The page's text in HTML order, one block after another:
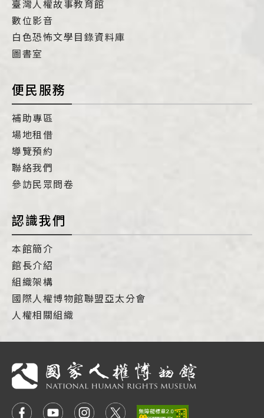
臺灣人權故事教育館
數位影音
白色恐怖文學目錄資料庫
圖書室
便民服務
補助專區
場地租借
導覽預約
聯絡我們
參訪民眾問卷
認識我們
本館簡介
館長介紹
組織架構
國際人權博物館聯盟亞太分會
人權相關組織